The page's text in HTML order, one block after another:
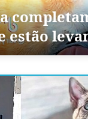
estão